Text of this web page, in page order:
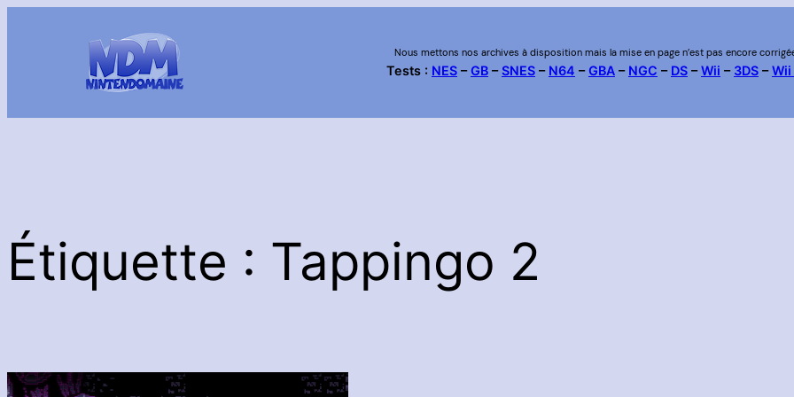
Nous mettons nos archives à disposition mais la mise en page n’est pas encore
Tests : NES–GB–SNES– N64 –GBA– NGC – DS–Wii – 3DS–Wii
Étiquette : Tappingo 2